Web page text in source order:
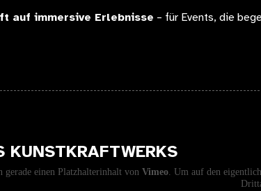
auf immersive Erlebnisse – für Events, die
gerade einen Platzhalterinhalt von Vimeo. Um auf den
KUNSTKRAFTWERKS